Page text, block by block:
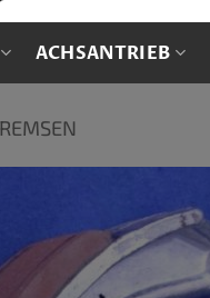
ACHSANTRIEB